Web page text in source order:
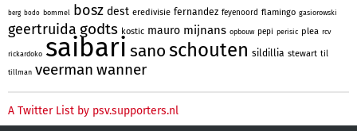
berg bodo bommel bosz dest eredivisie fernandez feyenoord flamingo gasiorowski
geertruida godts kostic mauro mijnans opbouw pepi perisic plea rcv
rickardoko saibari sanoschouten sildillia stewart til
tillman veerman wanner
A Twitter List by psv.supporters.nl